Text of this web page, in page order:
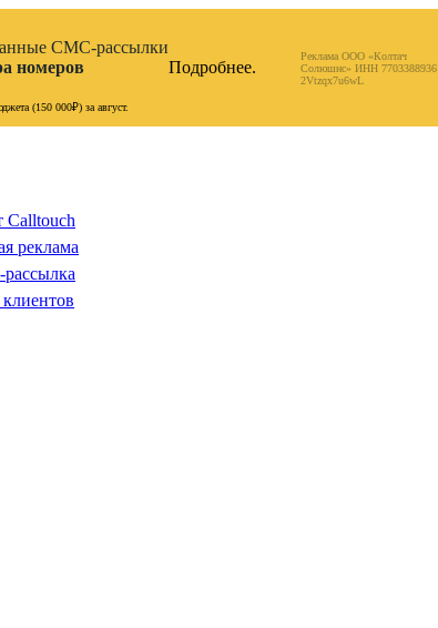
СМС-рассылки
номеров
(150 000₽) за август.
Подробнее.
Реклама ООО «Колтач
Солюшнс» ИНН 7703388936
2Vtzqx7u6wL
реклама